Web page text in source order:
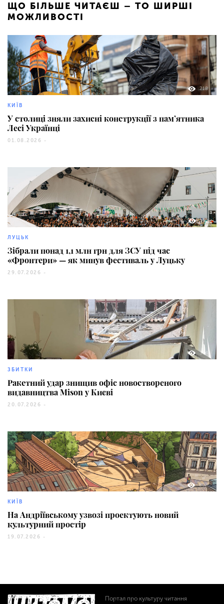
ЩО БІЛЬШЕ ЧИТАЄШ – ТО ШИРШІ
МОЖЛИВОСТІ
218
КИЇВ
У столиці зняли захисні конструкції з пам’ятника
Лесі Українці
01.08.2026 -
150
ЛУЦЬК
Зібрали понад 1,1 млн грн для ЗСУ під час
«Фронтери» — як минув фестиваль у Луцьку
29.07.2026 -
354
ЗБИТКИ
Ракетний удар знищив офіс новоствореного
видавництва Mison у Києві
20.07.2026 -
802
КИЇВ
На Андріївському узвозі проектують новий
культурний простір
19.07.2026 -
Портал про культуру читання